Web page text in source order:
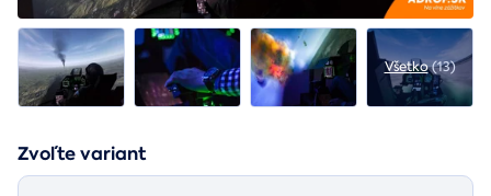
Všetko(13)
Zvoľte variant